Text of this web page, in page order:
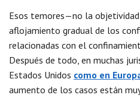
Esos temores—no la
aflojamiento gradual de los
relacionadas con el
Después de todo, en muchas
Estados Unidos como en
aumento de los casos están